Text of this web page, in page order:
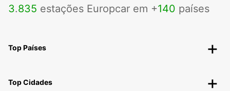
3.835 estações Europcar em +140 países
Top Países
Top Cidades